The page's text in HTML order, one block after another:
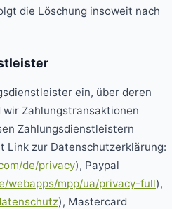
die Löschung insoweit nach
ein, über deren
Zahlungstransaktionen
Zahlungsdienstleistern
Link zur Datenschutzerklärung:
de/privacy), Paypal
webapps/mpp/ua/privacy-full),
), Mastercard